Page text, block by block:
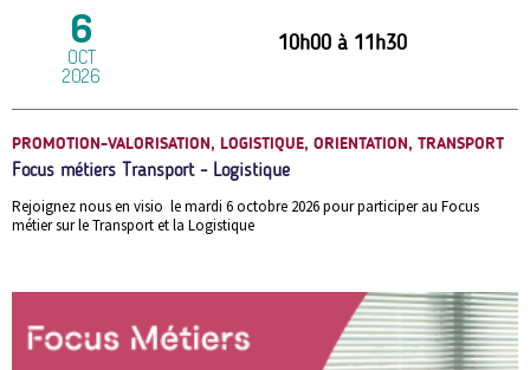
6
OCT
2026
10h00 à 11h30
PROMOTION-VALORISATION, LOGISTIQUE, ORIENTATION, TRANSPORT
Focus métiers Transport - Logistique
Rejoignez nous en visio le mardi 6 octobre 2026 pour participer au Focus
métier sur le Transport et la Logistique